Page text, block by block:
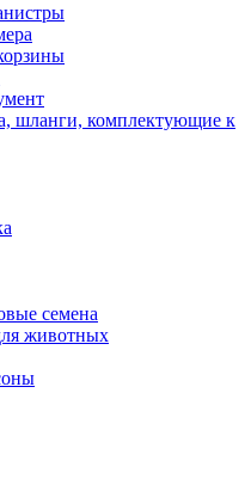
шланги, комплектующие к
семена
животных